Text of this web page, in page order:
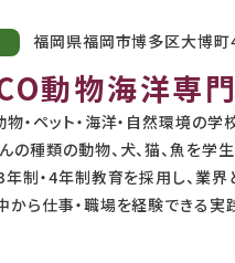
福岡県福岡市博多区大博
動物海洋専
・ペット・海洋・自然環境の
の種類の動物、犬、猫、魚を学
年制・4年制教育を採用し、業
から仕事・職場を経験できる